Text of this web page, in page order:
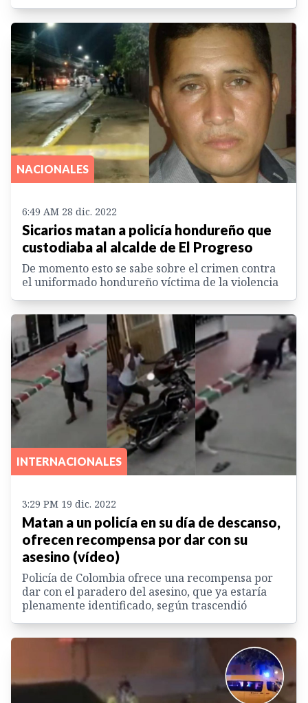
NACIONALES
6:49 AM 28 dic. 2022
Sicarios matan a policía hondureño que
custodiaba al alcalde de El Progreso
De momento esto se sabe sobre el crimen contra
el uniformado hondureño víctima de la violencia
INTERNACIONALES
3:29 PM 19 dic. 2022
Matan a un policía en su día de descanso,
ofrecen recompensa por dar con su
asesino (vídeo)
Policía de Colombia ofrece una recompensa por
dar con el paradero del asesino, que ya estaría
plenamente identificado, según trascendió